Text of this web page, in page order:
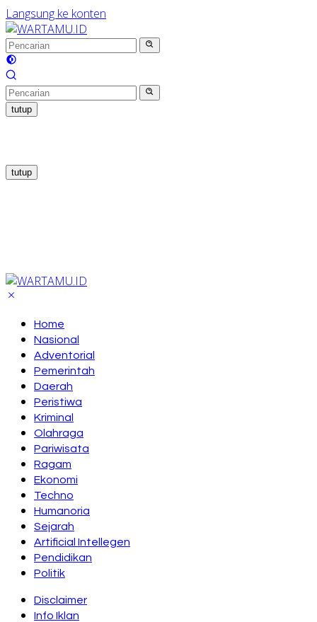
Langsung ke konten
tutup
tutup
Home
Nasional
Adventorial
Pemerintah
Daerah
Peristiwa
Kriminal
Olahraga
Pariwisata
Ragam
Ekonomi
Techno
Humanoria
Sejarah
Artificial Intellegen
Pendidikan
Politik
Disclaimer
Info Iklan